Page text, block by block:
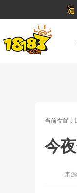
当前位置：
今
来源